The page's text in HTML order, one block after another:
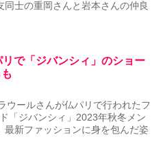
士の重岡さんと岩本さんの仲良
で「ジバンシィ」のショー
ウールさんが仏パリで行われたフ
「ジバンシィ」2023年秋冬メン
最新ファッションに身を包んだ姿